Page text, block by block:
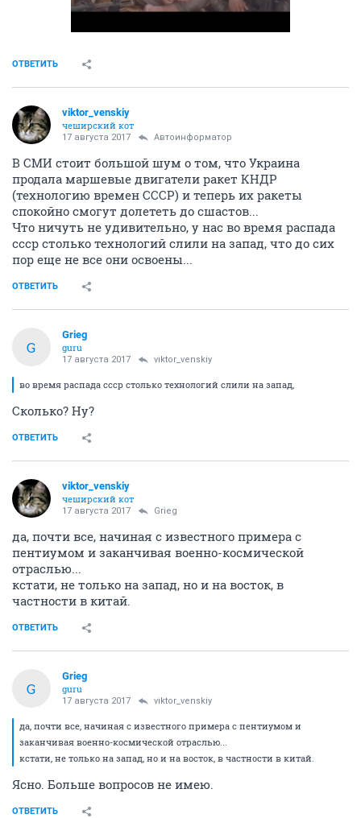
ОТВЕТИТЬ
viktor_venskiy
чеширский кот
17 августа 2017 Автоинформатор
В СМИ стоит большой шум о том, что Украина
продала маршевые двигатели ракет КНДР
(технологию времен СССР) и теперь их ракеты
спокойно смогут долететь до сшастов...
Что ничуть не удивительно, у нас во время распада
ссср столько технологий слили на запад, что до сих
пор еще не все они освоены...
ОТВЕТИТЬ
G
Grieg
guru
17 августа 2017 viktor_venskiy
во время распада ссср столько технологий слили на запад,
Сколько? Ну?
ОТВЕТИТЬ
viktor_venskiy
чеширский кот
17 августа 2017 Grieg
да, почти все, начиная с известного примера с
пентиумом и заканчивая военно-космической
отраслью...
кстати, не только на запад, но и на восток, в
частности в китай.
ОТВЕТИТЬ
G
Grieg
guru
17 августа 2017 viktor_venskiy
да, почти все, начиная с известного примера с пентиумом и
заканчивая военно-космической отраслью...
кстати, не только на запад, но и на восток, в частности в китай.
Ясно. Больше вопросов не имею.
ОТВЕТИТЬ